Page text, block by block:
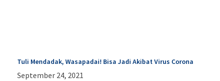
Tuli Mendadak, Wasapadai! Bisa Jadi Akibat Virus Corona
September 24, 2021